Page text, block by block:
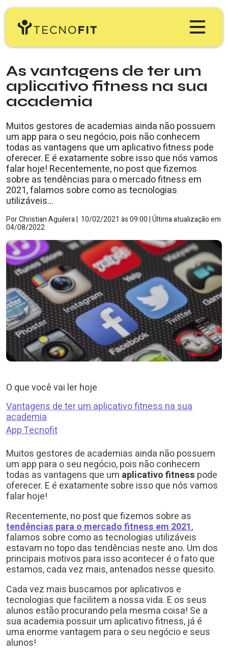
Tecnofit Gym
Tecnofit Studio
Tecnofit Pro
Preços
Educação
Blog Tecnofit
Materiais Gratuitos
Workshop & Webinars
Minha Conta
TESTE GRÁTIS
As vantagens de ter um
aplicativo fitness na sua
academia
Muitos gestores de academias ainda não possuem
um app para o seu negócio, pois não conhecem
todas as vantagens que um aplicativo fitness pode
oferecer. E é exatamente sobre isso que nós vamos
falar hoje! Recentemente, no post que fizemos
sobre as tendências para o mercado fitness em
2021, falamos sobre como as tecnologias
utilizáveis…
PorChristian Aguilera| 10/02/2021 às09:00 |Última atualização em
04/08/2022
O que você vai ler hoje
Vantagens de ter um aplicativo fitness na sua
academia
App Tecnofit
Muitos gestores de academias ainda não possuem
um app para o seu negócio, pois não conhecem
todas as vantagens que um aplicativo fitness pode
oferecer. E é exatamente sobre isso que nós vamos
falar hoje!
Recentemente, no post que fizemos sobre as
tendências para o mercado fitness em 2021,
falamos sobre como as tecnologias utilizáveis
estavam no topo das tendências neste ano. Um dos
principais motivos para isso acontecer é o fato que
estamos, cada vez mais, antenados nesse quesito.
Cada vez mais buscamos por aplicativos e
tecnologias que facilitem a nossa vida. E os seus
alunos estão procurando pela mesma coisa! Se a
sua academia possuir um aplicativo fitness, já é
uma enorme vantagem para o seu negócio e seus
alunos!